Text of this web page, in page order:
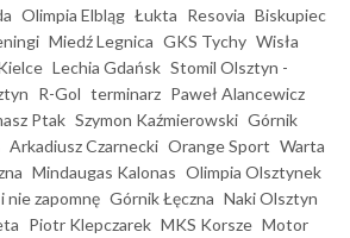
Olimpia Elbląg Łukta Resovia Biskupiec
Miedź Legnica GKS Tychy Wisła
Lechia Gdańsk Stomil Olsztyn -
R-Gol terminarz Paweł Alancewicz
Ptak Szymon Kaźmierowski Górnik
Arkadiusz Czarnecki Orange Sport Warta
Mindaugas Kalonas Olimpia Olsztynek
nie zapomnę Górnik Łęczna Naki Olsztyn
Piotr Klepczarek MKS Korsze Motor